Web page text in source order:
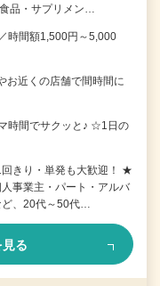
品・サプリメン…
時間額1,500円～5,000
近くの店舗で間時間に
時間でサクッと♪ ☆1日の
きり・単発も大歓迎！ ★
事業主・パート・アルバ
ど、20代～50代…
る